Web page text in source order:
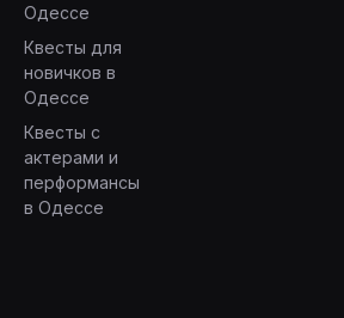
Одессе
Квесты для
новичков в
Одессе
Квесты с
актерами и
перформансы
в Одессе